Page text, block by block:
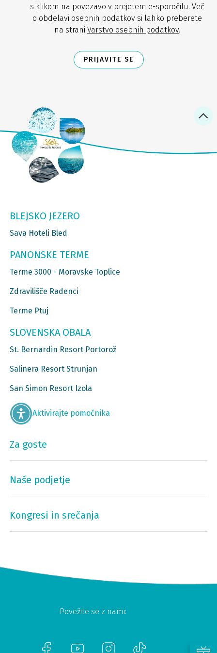
s klikom na povezavo v prejetem e-sporočilu. Več
o obdelavi osebnih podatkov si lahko preberete
na strani Varstvo osebnih podatkov.
PRIJAVITE SE
BLEJSKO JEZERO
Sava Hoteli Bled
PANONSKE TERME
Terme 3000 - Moravske Toplice
Zdravilišče Radenci
Terme Ptuj
SLOVENSKA OBALA
St. Bernardin Resort Portorož
Salinera Resort Strunjan
San Simon Resort Izola
Aktivirajte pomočnika
Za goste
Naše podjetje
Kongresi in srečanja
Povežite se z nami: